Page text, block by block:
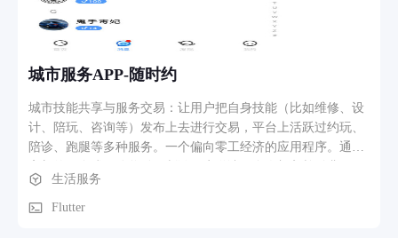
城市服务APP-随时约
城市技能共享与服务交易：让用户把自身技能（比如维修、设
计、陪玩、咨询等）发布上去进行交易，平台上活跃过约玩、
陪诊、跑腿等多种服务。一个偏向零工经济的应用程序。通过
成多级分销的推广体系。
生活服务
Flutter